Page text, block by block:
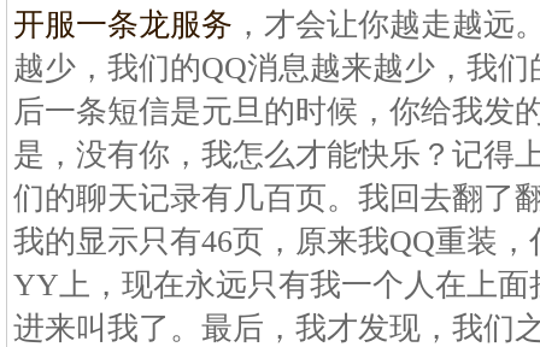
开服一条龙服务 ，才会让你越走越远
越少，我们的QQ消息越来越少，我
后一条短信是元旦的时候，你给我发
是，没有你，我怎么才能快乐？记得
们的聊天记录有几百页。我回去翻了
我的显示只有46页，原来我QQ重装
YY上，现在永远只有我一个人在上
进来叫我了。最后，我才发现，我们